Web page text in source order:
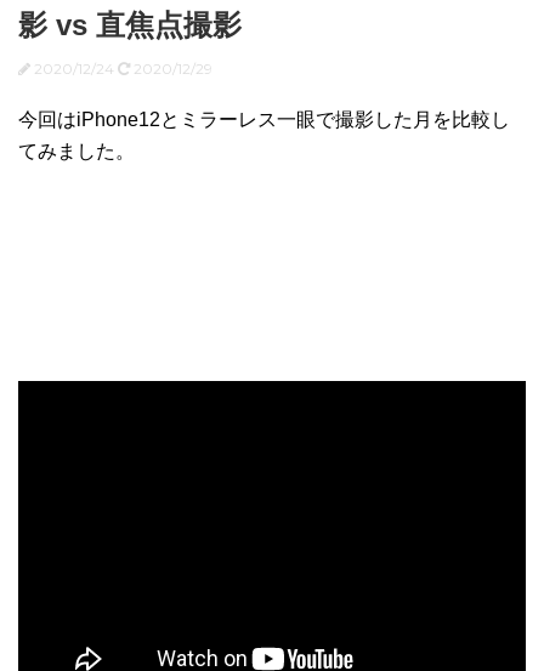
影 vs 直焦点撮影
2020/12/24 2020/12/29
今回はiPhone12とミラーレス一眼で撮影した月を比較し
てみました。